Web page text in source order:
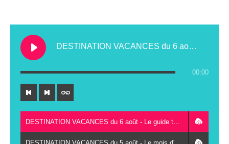
DESTINATION VACANCES du 6 août - Le guide touristique de la communauté de communes Gatine Racan
00:00